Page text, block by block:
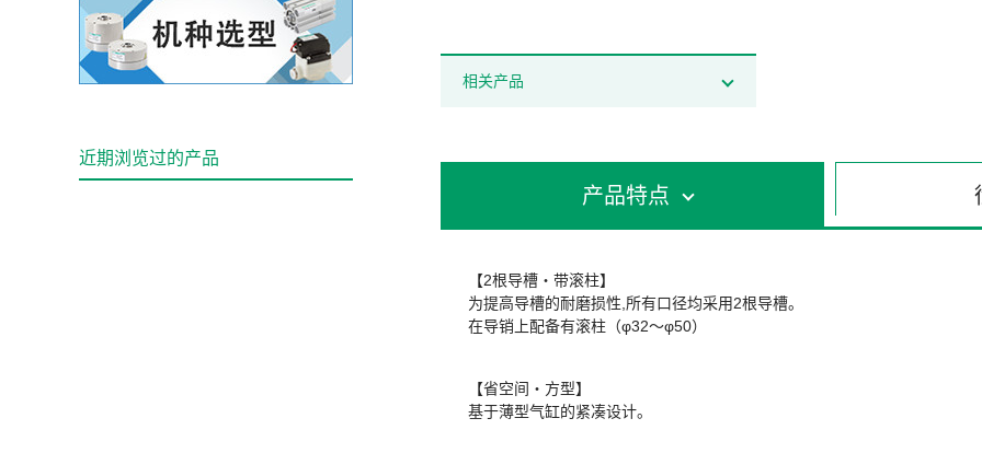
相关产品
产品特点
【2根导槽・带滚柱】
为提高导槽的耐磨损性,所有口径均采用2根导槽。
在导销上配备有滚柱（φ32〜φ50）
【省空间・方型】
基于薄型气缸的紧凑设计。
近期浏览过的产品